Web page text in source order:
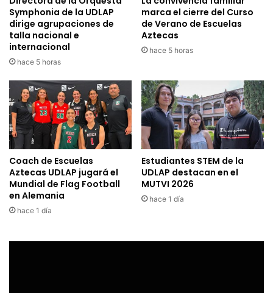
Symphonia de la UDLAP
dirige agrupaciones de
talla nacional e
internacional
hace 5 horas
marca el cierre del Curso
de Verano de Escuelas
Aztecas
hace 5 horas
Coach de Escuelas
Aztecas UDLAP jugará el
Mundial de Flag Football
en Alemania
hace 1 día
Estudiantes STEM de la
UDLAP destacan en el
MUTVI 2026
hace 1 día